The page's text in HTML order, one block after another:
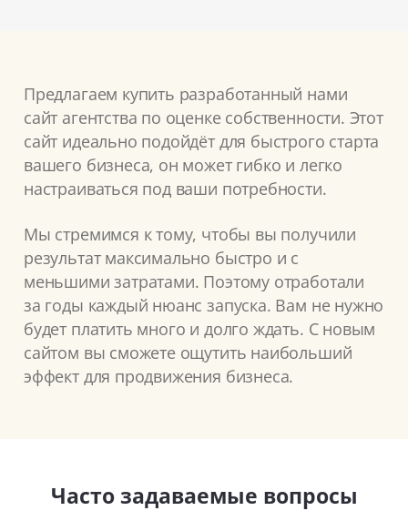
Предлагаем купить разработанный нами
сайт агентства по оценке собственности. Этот
сайт идеально подойдёт для быстрого старта
вашего бизнеса, он может гибко и легко
настраиваться под ваши потребности.
Мы стремимся к тому, чтобы вы получили
результат максимально быстро и с
меньшими затратами. Поэтому отработали
за годы каждый нюанс запуска. Вам не нужно
будет платить много и долго ждать. С новым
сайтом вы сможете ощутить наибольший
эффект для продвижения бизнеса.
Часто задаваемые вопросы